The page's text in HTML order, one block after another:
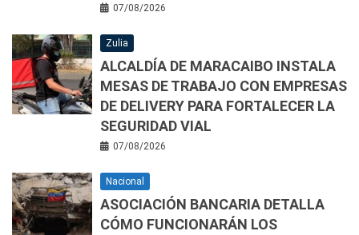
07/08/2026
Zulia
ALCALDÍA DE MARACAIBO INSTALA
MESAS DE TRABAJO CON EMPRESAS
DE DELIVERY PARA FORTALECER LA
SEGURIDAD VIAL
07/08/2026
Nacional
ASOCIACIÓN BANCARIA DETALLA
CÓMO FUNCIONARÁN LOS